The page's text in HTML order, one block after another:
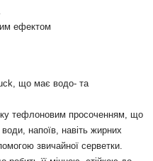
ефектом
що має водо- та
тефлоновим просоченням, що
напоїв, навіть жирних
звичайної серветки.